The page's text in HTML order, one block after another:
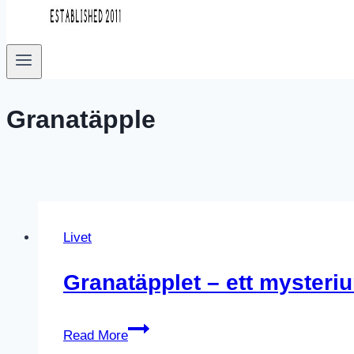
Granatäpple
Livet
Granatäpplet – ett
Read More
Granatäpplet